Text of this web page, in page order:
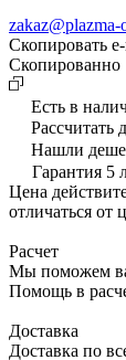
zakaz@plazma-
Скопировать
Cкопированно
Есть в
Рассчитать
Нашли
Гарантия 5
Цена
отличаться от
Расчет
Мы поможем
Помощь в
Доставка
Доставка по